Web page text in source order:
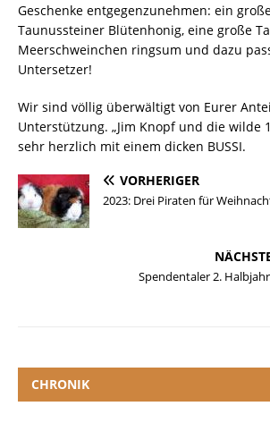
Geschenke entgegenzunehmen: ein
Taunussteiner Blütenhonig, eine große
Meerschweinchen ringsum und dazu
Untersetzer!
Wir sind völlig überwältigt von Eurer
Unterstützung. „Jim Knopf und die wilde
sehr herzlich mit einem dicken BUSSI.
VORHERIGER
2023: Drei Piraten für
Spendentaler 2.
CHRONIK